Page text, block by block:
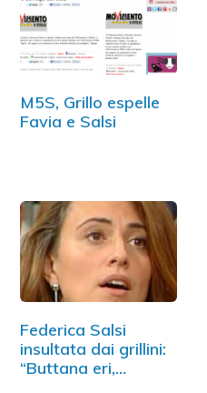
M5S, Grillo espelle
Favia e Salsi
Federica Salsi
insultata dai grillini:
“Buttana eri,…